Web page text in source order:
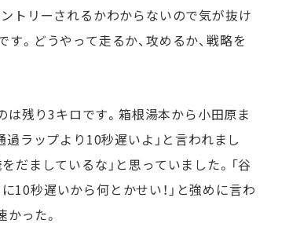
トリーされるかわからないので気が抜け
。どうやって走るか、攻めるか、戦略を
残り3キロです。箱根湯本から小田原ま
ラップより10秒遅いよ」と言われまし
だましているな」と思っていました。「谷
10秒遅いから何とかせい！」と強めに言わ
った。